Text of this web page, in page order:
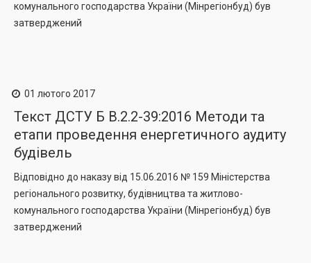
комунального господарства України (Мінрегіонбуд) був
затверджений
01 лютого 2017
Текст ДСТУ Б В.2.2-39:2016 Методи та
етапи проведення енергетичного аудиту
будівель
Відповідно до наказу від 15.06.2016 № 159 Міністерствa
регіонального розвитку, будівництва та житлово-
комунального господарства України (Мінрегіонбуд) був
затверджений